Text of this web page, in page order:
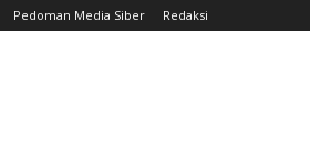
Pedoman Media Siber Redaksi